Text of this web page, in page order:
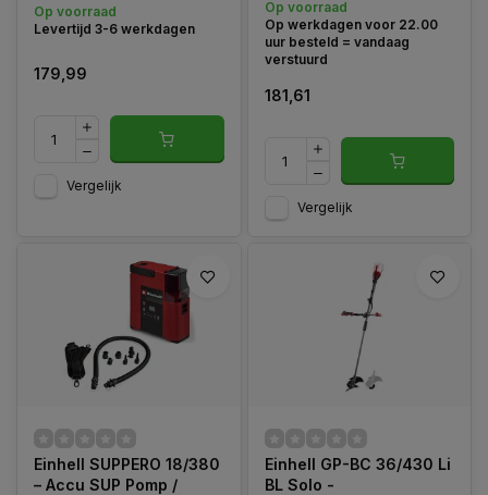
Op voorraad
Levertijd 3-6 werkdagen
179,99
Vergelijk
Op voorraad
Op werkdagen voor 22.00
uur besteld = vandaag
verstuurd
181,61
Vergelijk
Einhell SUPPERO 18/380
– Accu SUP Pomp /
Einhell GP-BC 36/430 Li
BL Solo -